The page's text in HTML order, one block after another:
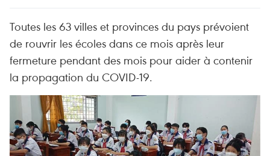
Toutes les 63 villes et provinces du pays prévoient
de rouvrir les écoles dans ce mois après leur
fermeture pendant des mois pour aider à contenir
la propagation du COVID-19.